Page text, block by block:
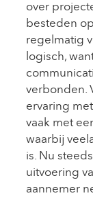
over
besteden
regelmatig
logisch,
verbonden.
ervaring
vaak met
waarbij
is. Nu
uitvoering
aannemer